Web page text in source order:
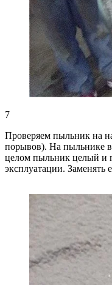
7
Проверяем пыльник на
порывов). На пыльнике
целом пыльник целый и
эксплуатации. Заменять